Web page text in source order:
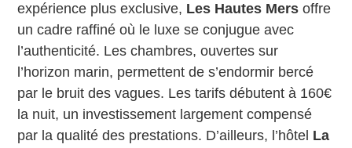
expérience plus exclusive, Les Hautes Mers offre
un cadre raffiné où le luxe se conjugue avec
l’authenticité. Les chambres, ouvertes sur
l’horizon marin, permettent de s’endormir bercé
par le bruit des vagues. Les tarifs débutent à 160€
la nuit, un investissement largement compensé
par la qualité des prestations. D’ailleurs, l’hôtel La